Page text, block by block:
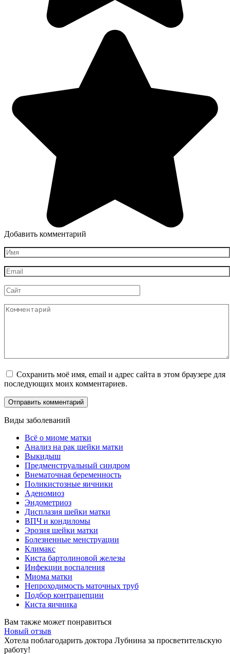
Добавить комментарий
Имя
*
Email
*
Сайт
Комментарий
Сохранить моё имя, email и адрес сайта в этом браузере для
последующих моих комментариев.
Виды заболеваний
Всё о миоме матки
Анализ на рак шейки матки
Выкидыш
Предменструальный синдром
Внематочная беременность
Поликистозные яичники
Аденомиоз
Эндометриоз
Дисплазия шейки матки
ВПЧ и кондиломы
Эрозия шейки матки
Болезненные менструации
Климакс
Киста бартолиновой железы
Инфекции воспаления
Миома матки
Непроходимость маточных труб
Подбор контрацепции
Киста яичника
Вам также может понравиться
Новый отзыв
Хотела поблагодарить доктора Лубнина за просветительскую
работу!